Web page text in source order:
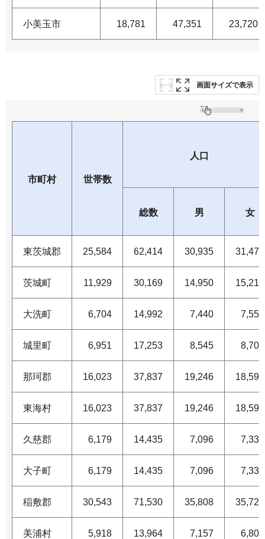
小美玉市 18,781 47,351 23,720
画面サイズで表示
市町村 世帯数
人口
総数 男 女
東茨城郡 25,584 62,414 30,935 31,479
茨城町 11,929 30,169 14,950 15,219
大洗町 6,704 14,992 7,440 7,552
城里町 6,951 17,253 8,545 8,708
那珂郡 16,023 37,837 19,246 18,591
東海村 16,023 37,837 19,246 18,591
久慈郡 6,179 14,435 7,096 7,339
大子町 6,179 14,435 7,096 7,339
稲敷郡 30,543 71,530 35,808 35,722
美浦村 5,918 13,964 7,157 6,807